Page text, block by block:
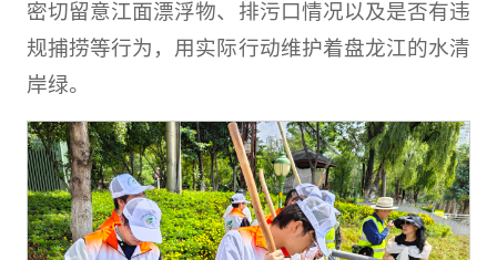
密切留意江面漂浮物、排污口情况以及是否有违
规捕捞等行为，用实际行动维护着盘龙江的水清
岸绿。